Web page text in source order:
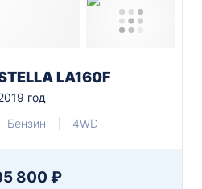
LA160F
год
Бензин 4WD
800 ₽